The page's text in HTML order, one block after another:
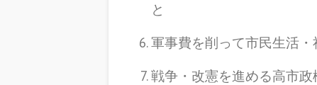
と
軍事費を削って市民生活・
戦争・改憲を進める高市